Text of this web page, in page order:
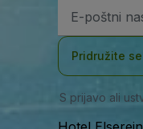
naslov
Pridružite
S prijavo ali